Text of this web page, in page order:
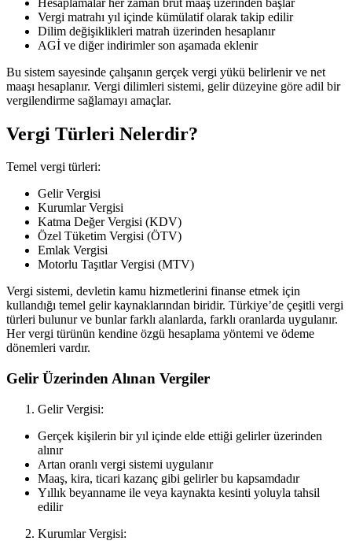
Vergi matrahı yıl içinde kümülatif olarak takip edilir
Dilim değişiklikleri matrah üzerinden hesaplanır
AGİ ve diğer indirimler son aşamada eklenir
Bu sistem sayesinde çalışanın gerçek vergi yükü belirlenir ve net
maaşı hesaplanır. Vergi dilimleri sistemi, gelir düzeyine göre adil bir
vergilendirme sağlamayı amaçlar.
Vergi Türleri Nelerdir?
Temel vergi türleri:
Gelir Vergisi
Kurumlar Vergisi
Katma Değer Vergisi (KDV)
Özel Tüketim Vergisi (ÖTV)
Emlak Vergisi
Motorlu Taşıtlar Vergisi (MTV)
Vergi sistemi, devletin kamu hizmetlerini finanse etmek için
kullandığı temel gelir kaynaklarından biridir. Türkiye’de çeşitli vergi
türleri bulunur ve bunlar farklı alanlarda, farklı oranlarda uygulanır.
Her vergi türünün kendine özgü hesaplama yöntemi ve ödeme
dönemleri vardır.
Gelir Üzerinden Alınan Vergiler
Gelir Vergisi:
Gerçek kişilerin bir yıl içinde elde ettiği gelirler üzerinden
alınır
Artan oranlı vergi sistemi uygulanır
Maaş, kira, ticari kazanç gibi gelirler bu kapsamdadır
Yıllık beyanname ile veya kaynakta kesinti yoluyla tahsil
edilir
Kurumlar Vergisi: